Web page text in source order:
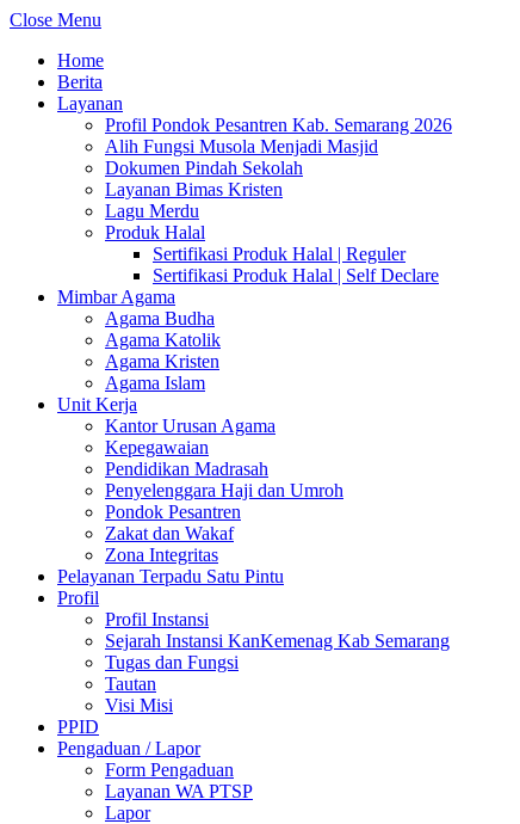
Close Menu
Home
Berita
Layanan
Profil Pondok Pesantren Kab. Semarang 2026
Alih Fungsi Musola Menjadi Masjid
Dokumen Pindah Sekolah
Layanan Bimas Kristen
Lagu Merdu
Produk Halal
Sertifikasi Produk Halal | Reguler
Sertifikasi Produk Halal | Self Declare
Mimbar Agama
Agama Budha
Agama Katolik
Agama Kristen
Agama Islam
Unit Kerja
Kantor Urusan Agama
Kepegawaian
Pendidikan Madrasah
Penyelenggara Haji dan Umroh
Pondok Pesantren
Zakat dan Wakaf
Zona Integritas
Pelayanan Terpadu Satu Pintu
Profil
Profil Instansi
Sejarah Instansi KanKemenag Kab Semarang
Tugas dan Fungsi
Tautan
Visi Misi
PPID
Pengaduan / Lapor
Form Pengaduan
Layanan WA PTSP
Lapor